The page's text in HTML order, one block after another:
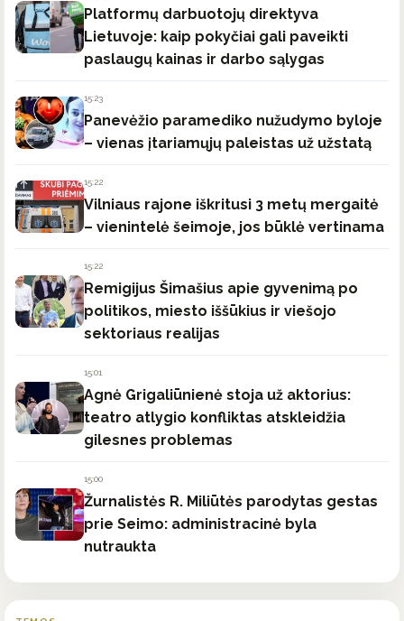
Platformų darbuotojų direktyva
Lietuvoje: kaip pokyčiai gali paveikti
paslaugų kainas ir darbo sąlygas
15:23
Panevėžio paramediko nužudymo byloje
– vienas įtariamųjų paleistas už užstatą
15:22
Vilniaus rajone iškritusi 3 metų mergaitė
– vienintelė šeimoje, jos būklė vertinama
15:22
Remigijus Šimašius apie gyvenimą po
politikos, miesto iššūkius ir viešojo
sektoriaus realijas
15:01
Agnė Grigaliūnienė stoja už aktorius:
teatro atlygio konfliktas atskleidžia
gilesnes problemas
15:00
Žurnalistės R. Miliūtės parodytas gestas
prie Seimo: administracinė byla
nutraukta